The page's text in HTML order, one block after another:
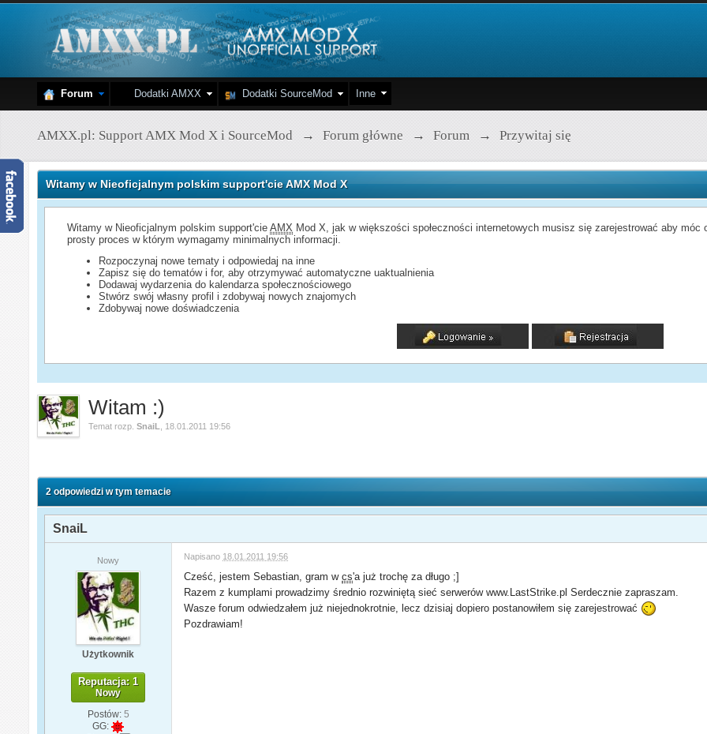
Forum Dodatki AMXX Dodatki SourceMod Inne
AMXX.pl: Support AMX Mod X i SourceMod → Forum główne → Forum → Przywitaj się
Witamy w Nieoficjalnym polskim support'cie AMX Mod X
Witamy w Nieoficjalnym polskim support'cieAMX Mod X, jak w większości społeczności internetowych musisz się zarejestrować aby
prosty proces w którym wymagamy minimalnych informacji.
Rozpoczynaj nowe tematy i odpowiedaj na inne
Zapisz się do tematów i for, aby otrzymywać automatyczne uaktualnienia
Dodawaj wydarzenia do kalendarza społecznościowego
Stwórz swój własny profil i zdobywaj nowych znajomych
Zdobywaj nowe doświadczenia
Witam :)
Temat rozp.SnaiL 18.01.2011 19:56
2 odpowiedzi w tym temacie
SnaiL
Nowy
Użytkownik
Reputacja: 1
Nowy
Postów: 5
GG:
Napisano 18.01.2011 19:56
Cześć, jestem Sebastian, gram wcs'a już trochę za długo ;]
Razem z kumplami prowadzimy średnio rozwiniętą sieć serwerów www.LastStrike.pl Serdecznie zapraszam.
Wasze forum odwiedzałem już niejednokrotnie, lecz dzisiaj dopiero postanowiłem się zarejestrować
Pozdrawiam!